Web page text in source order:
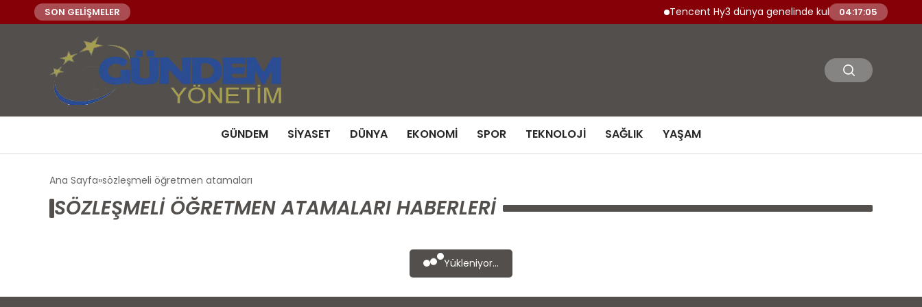
SON GELİŞMELER Tencent Hy3 dünya genelinde kullanıma sunuldu
04:17:05
GÜNDEM SIYASET DÜNYA EKONOMI SPOR TEKNOLOJI SAĞLIK YAŞAM
Ana Sayfa sözleşmeli öğretmen atamaları
SÖZLEŞMELI ÖĞRETMEN ATAMALARI HABERLERI
Yükleniyor...